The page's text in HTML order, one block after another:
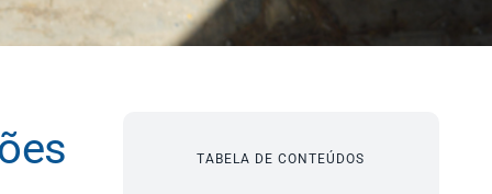
TABELA DE CONTEÚDOS